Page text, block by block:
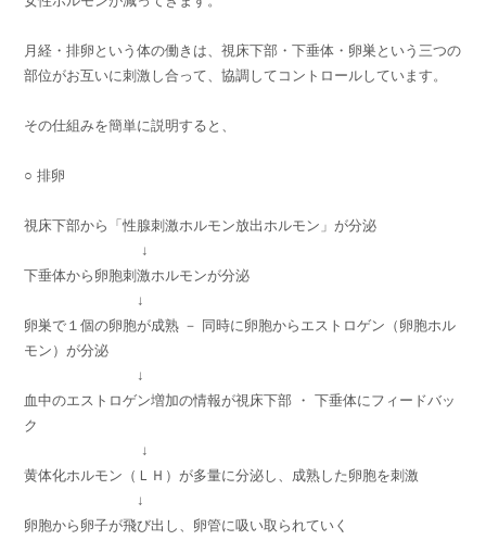
月経・排卵という体の働きは、視床下部・下垂体・卵巣という三つの
部位がお互いに刺激し合って、協調してコントロールしています。
その仕組みを簡単に説明すると、
○ 排卵
視床下部から「性腺刺激ホルモン放出ホルモン」が分泌
↓
下垂体から卵胞刺激ホルモンが分泌
↓
卵巣で１個の卵胞が成熟 － 同時に卵胞からエストロゲン（卵胞ホル
モン）が分泌
↓
血中のエストロゲン増加の情報が視床下部 ・ 下垂体にフィードバッ
ク
↓
黄体化ホルモン（ＬＨ）が多量に分泌し、成熟した卵胞を刺激
↓
卵胞から卵子が飛び出し、卵管に吸い取られていく